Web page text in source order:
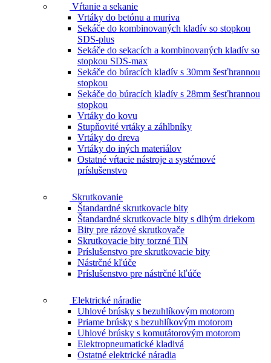
Vŕtanie a sekanie
Vrtáky do betónu a muriva
Sekáče do kombinovaných kladív so stopkou
SDS-plus
Sekáče do sekacích a kombinovaných kladív so
stopkou SDS-max
Sekáče do búracích kladív s 30mm šesťhrannou
stopkou
Sekáče do búracích kladív s 28mm šesťhrannou
stopkou
Vrtáky do kovu
Stupňovité vrtáky a záhlbníky
Vrtáky do dreva
Vrtáky do iných materiálov
Ostatné vŕtacie nástroje a systémové
príslušenstvo
Skrutkovanie
Štandardné skrutkovacie bity
Štandardné skrutkovacie bity s dlhým driekom
Bity pre rázové skrutkovače
Skrutkovacie bity torzné TiN
Príslušenstvo pre skrutkovacie bity
Nástrčné kľúče
Príslušenstvo pre nástrčné kľúče
Elektrické náradie
Uhlové brúsky s bezuhlíkovým motorom
Priame brúsky s bezuhlíkovým motorom
Uhlové brúsky s komutátorovým motorom
Elektropneumatické kladivá
Ostatné elektrické náradia